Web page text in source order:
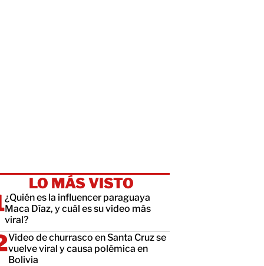
LO MÁS VISTO
¿Quién es la influencer paraguaya
Maca Díaz, y cuál es su video más
viral?
Video de churrasco en Santa Cruz se
vuelve viral y causa polémica en
Bolivia